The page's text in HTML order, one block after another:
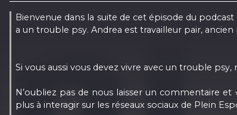
Bienvenue dans la suite de cet épisode du
a un trouble psy. Andrea est travailleur pair,
Si vous aussi vous devez vivre avec un trouble
N’oubliez pas de nous laisser un commentaire et
plus à interagir sur les réseaux sociaux de Plein